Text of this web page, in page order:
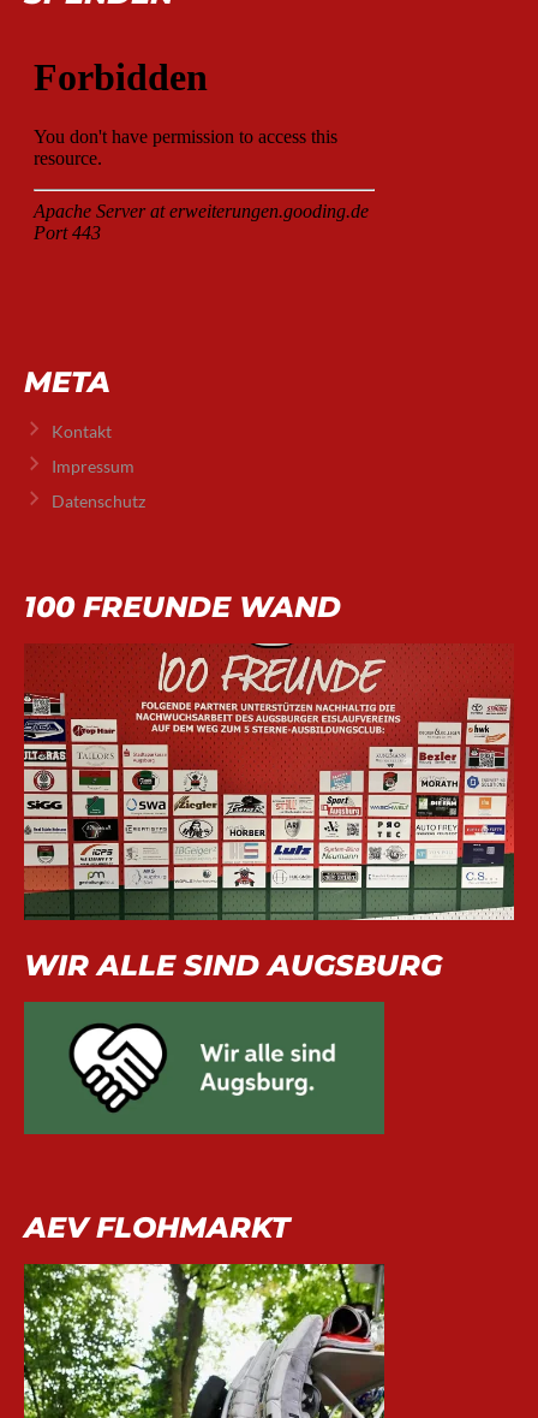
META
Kontakt
Impressum
Datenschutz
100 FREUNDE WAND
WIR ALLE SIND AUGSBURG
AEV FLOHMARKT